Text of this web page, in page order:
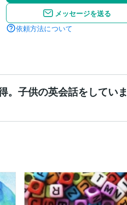
メッセージを送る
依頼方法について
。子供の英会話をしていま